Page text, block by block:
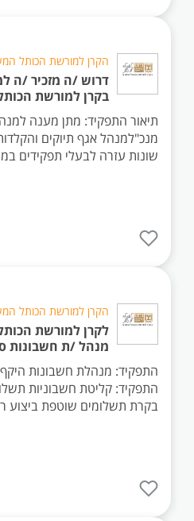
הקרן למורשת הכותל
דרוש /ה מזכיר /ה
בקרן למורשת
תיאור התפקיד: מתן מענה
מנכ"למנהל אגף תיוקים
שונות עזרה לבעלי תפקידים
הקרן למורשת הכותל
לקרן למורשת
מנהל /ת חשבונות
התפקיד: מנהלת חשבונות
התפקיד: קליטת חשבוניות
בקרת תשלומים שוטפת ביצוע